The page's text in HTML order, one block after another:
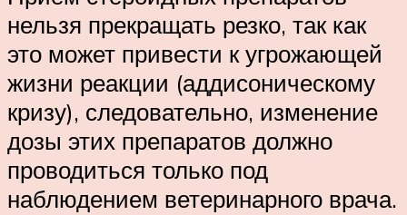
нельзя прекращать резко, так как
это может привести к угрожающей
жизни реакции (аддисоническому
кризу), следовательно, изменение
дозы этих препаратов должно
проводиться только под
наблюдением ветеринарного врача.